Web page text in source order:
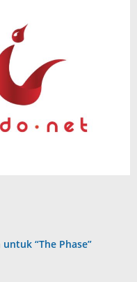
“The Phase”